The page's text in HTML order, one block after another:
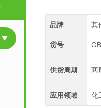
品牌 其
货号
供货周期 两
应用领域 化